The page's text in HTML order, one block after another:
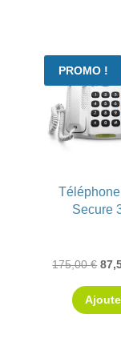
PROMO !
Secure
175,00€ Le
prix